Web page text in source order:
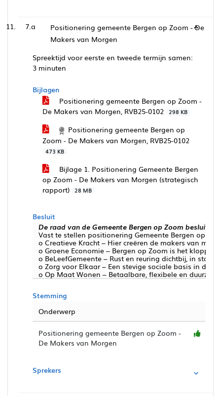
7.a
Positionering gemeente Bergen op Zoom - De
Makers van Morgen
Spreektijd voor eerste en tweede termijn samen:
3 minuten
Bijlagen
Positionering gemeente Bergen op Zoom -
De Makers van Morgen, RVB25-0102
298 KB
Positionering gemeente Bergen op
Zoom - De Makers van Morgen, RVB25-0102
473 KB
Bijlage 1. Positionering Gemeente Bergen
op Zoom - De Makers van Morgen (strategisch
rapport)
28 MB
Besluit
De raad van de Gemeente Bergen op Zoom besluit:
Vast te stellen positionering Gemeente Bergen op
o Creatieve Kracht – Hier creëren de makers van
o Groene Economie – Bergen op Zoom is het
o BeLeefGemeente – Rust en reuring dichtbij, in stad,
o Zorg voor Elkaar – Een stevige sociale basis in de
o Op Maat Wonen – Betaalbare, flexibele en
Stemming
Onderwerp
Positionering gemeente Bergen op Zoom -
De Makers van Morgen
Sprekers